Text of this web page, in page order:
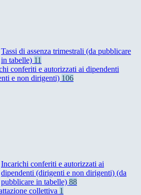
Tassi di assenza trimestrali (da pubblicare
in tabelle) 11
conferiti e autorizzati ai dipendenti
e non dirigenti) 106
Incarichi conferiti e autorizzati ai
dipendenti (dirigenti e non dirigenti) (da
pubblicare in tabelle) 88
collettiva 1